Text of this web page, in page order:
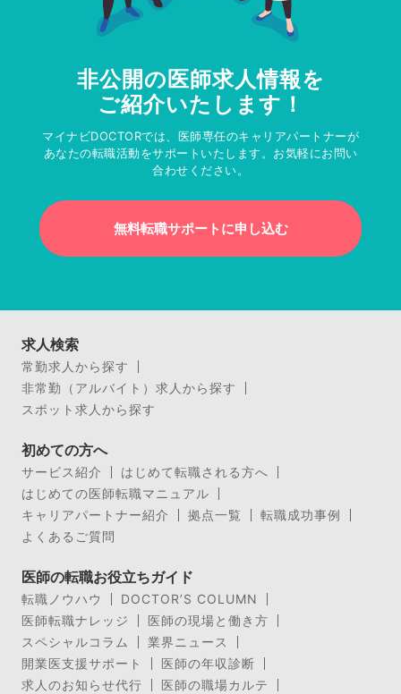
非公開の医師求人情報を
ご紹介いたします！
マイナビDOCTORでは、医師専任のキャリアパートナーが
あなたの転職活動をサポートいたします。お気軽にお問い
合わせください。
無料転職サポートに申し込む
求人検索
常勤求人から探す
非常勤（アルバイト）求人から探す
スポット求人から探す
初めての方へ
サービス紹介
はじめて転職される方へ
はじめての医師転職マニュアル
キャリアパートナー紹介
拠点一覧
転職成功事例
よくあるご質問
医師の転職お役立ちガイド
転職ノウハウ
DOCTOR’S COLUMN
医師転職ナレッジ
医師の現場と働き方
スペシャルコラム
業界ニュース
開業医支援サポート
医師の年収診断
求人のお知らせ代行
医師の職場カルテ